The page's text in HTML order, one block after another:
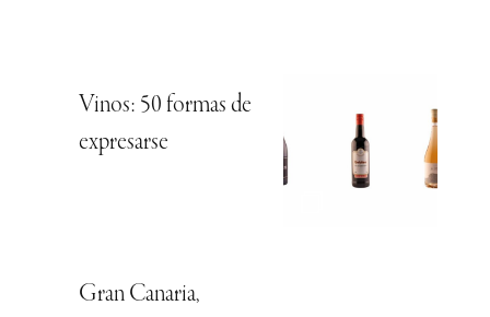
Vinos: 50 formas de
expresarse
Gran Canaria,